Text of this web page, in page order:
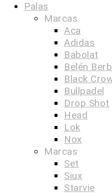
Palas
Marcas
Aca
Adidas
Babolat
Belén
Black
Bullpadel
Drop Shot
Head
Lok
Nox
Marcas
Set
Siux
Starvie